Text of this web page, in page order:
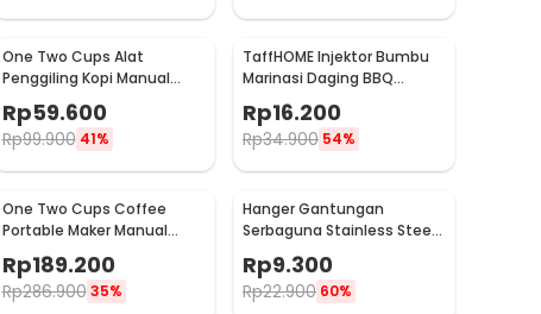
One Two Cups Alat
Penggiling Kopi Manual
Coffee Grinder Portable -
WFCG9800
Rp59.600
Rp99.900 41%
TaffHOME Injektor Bumbu
Marinasi Daging BBQ
Seasoning Injector - HC117
Rp16.200
Rp34.900 54%
One Two Cups Coffee
Portable Maker Manual
Hand Press Espresso 300ml
- T35066
Rp189.200
Rp286.900 35%
Hanger Gantungan
Serbaguna Stainless Steel
10 PCS - M127105
Rp9.300
Rp22.900 60%